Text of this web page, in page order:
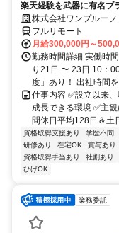
楽天経験を武器に有名
株式会社ワンプルーフ
フルリモート
月給300,000円～
勤務時間詳細 実働時
り21日 〜 23日 10：
度」あり！ 出社時間
仕事内容 ✅設立以来
成長できる環境 ✅主
間休日平均128日
資格取得支援あり 学歴不問
研修あり
在宅OK 賞与あり
資格取得手当あり
社割あり
ひげOK
業務委託